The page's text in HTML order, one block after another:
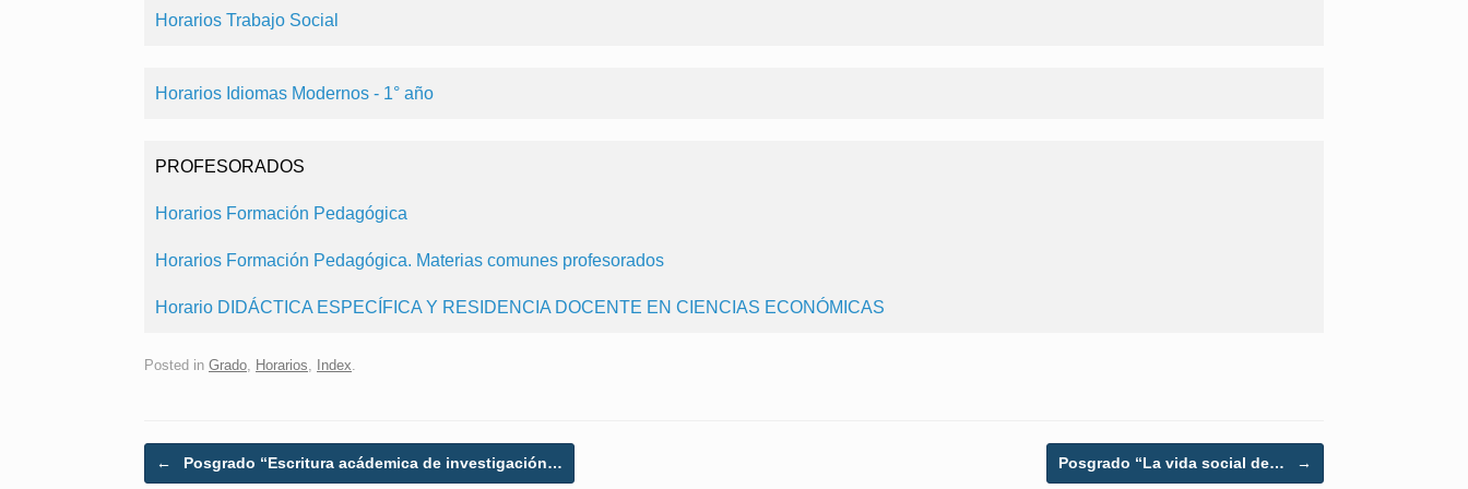
Horarios Trabajo Social
Horarios Idiomas Modernos - 1° año
PROFESORADOS
Horarios Formación Pedagógica
Horarios Formación Pedagógica. Materias comunes profesorados
Horario DIDÁCTICA ESPECÍFICA Y RESIDENCIA DOCENTE EN CIENCIAS ECONÓMICAS
Posted in Grado, Horarios, Index.
Post navigation
← Posgrado “Escritura acádemica de investigación… Posgrado “La vida social de… →